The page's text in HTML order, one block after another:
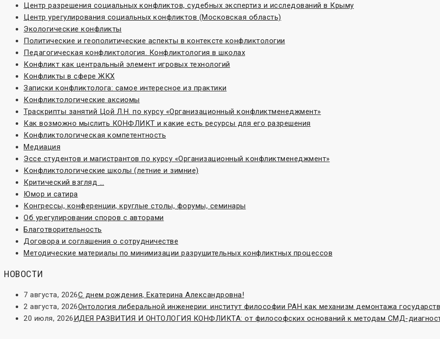
Центр разрешения социальных конфликтов, судебных экспертиз и исследований в Крыму
Центр урегулирования социальных конфликтов (Московская область)
Экологические конфликты
Политические и геополитические аспекты в контексте конфликтологии
Педагогическая конфликтология. Конфликтология в школах
Конфликт как центральный элемент игровых технологий
Конфликты в сфере ЖКХ
Записки конфликтолога: самое интересное из практики
Конфликтологические аксиомы
Траскрипты занятий Цой Л.Н. по курсу «Организационный конфликтменеджмент»
Как возможно мыслить КОНФЛИКТ и какие есть ресурсы для его разрешения
Конфликтологическая компетентность
Медиация
Эссе студентов и магистрантов по курсу «Организационный конфликтменеджмент»
Конфликтологические школы (летние и зимние)
Критический взгляд …
Юмор и сатира
Конгрессы, конференции, круглые столы, форумы, семинары
Об урегулировании споров с авторами
Благотворительность
Договора и соглашения о сотрудничестве
Методические материалы по минимизации разрушительных конфликтных процессов
НОВОСТИ
7 августа, 2026С днем рождения, Екатерина Александровна!
2 августа, 2026Онтология либеральной инженерии: институт философии РАН как механизм демонтажа
20 июля, 2026ИДЕЯ РАЗВИТИЯ И ОНТОЛОГИЯ КОНФЛИКТА: от философских оснований к методам СМД-